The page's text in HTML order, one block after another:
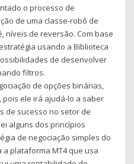
o processo de
de uma classe-robô de
níveis de reversão. Com base
usando a Biblioteca
de desenvolver
filtros.
de opções binárias,
ele irá ajudá-lo a saber
de sucesso no setor de
alguns dos princípios
de negociação simples do
a plataforma MT4 que usa